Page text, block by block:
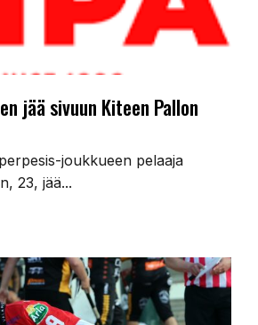
jää sivuun Kiteen Pallon
joukkueen pelaaja
23, jää...